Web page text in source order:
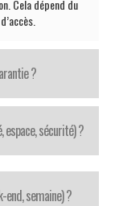
Cela dépend du
?
sécurité) ?
end, semaine) ?